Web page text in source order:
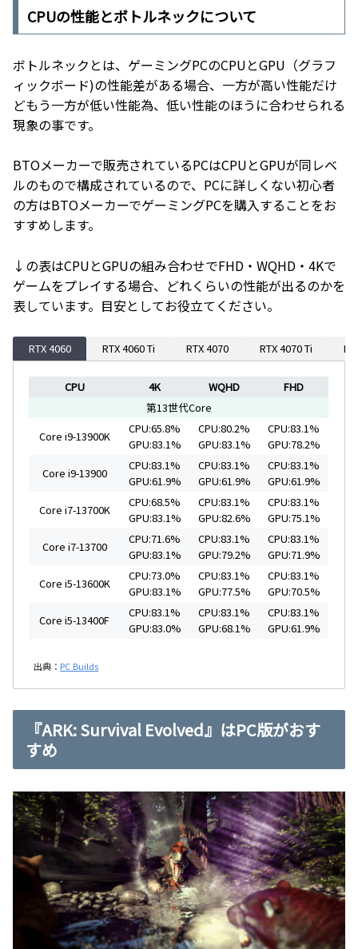
CPUの性能とボトルネックについて
ボトルネックとは、ゲーミングPCのCPUとGPU（グラフ
ィックボード)の性能差がある場合、一方が高い性能だけ
どもう一方が低い性能為、低い性能のほうに合わせられる
現象の事です。
BTOメーカーで販売されているPCはCPUとGPUが同レベ
ルのもので構成されているので、PCに詳しくない初心者
の方はBTOメーカーでゲーミングPCを購入することをお
すすめします。
↓の表はCPUとGPUの組み合わせでFHD・WQHD・4Kで
ゲームをプレイする場合、どれくらいの性能が出るのかを
表しています。目安としてお役立てください。
RTX 4060 RTX 4060 Ti RTX 4070 RTX 4070 Ti
CPU 4K WQHD
FHD
第13世代Core
Core i9-13900K
CPU:65.8%
GPU:83.1%
CPU:80.2%
GPU:83.1%
CPU:83.1%
GPU:78.2%
Core i9-13900
CPU:83.1%
GPU:61.9%
CPU:83.1%
GPU:61.9%
CPU:83.1%
GPU:61.9%
Core i7-13700K
CPU:68.5%
GPU:83.1%
CPU:83.1%
GPU:82.6%
CPU:83.1%
GPU:75.1%
Core i7-13700
CPU:71.6%
GPU:83.1%
CPU:83.1%
GPU:79.2%
CPU:83.1%
GPU:71.9%
Core i5-13600K
CPU:73.0%
GPU:83.1%
CPU:83.1%
GPU:77.5%
CPU:83.1%
GPU:70.5%
Core i5-13400F
CPU:83.1%
GPU:83.0%
CPU:83.1%
GPU:68.1%
CPU:83.1%
GPU:61.9%
出典： PC Builds
『ARK: Survival Evolved』はPC版がおす
すめ